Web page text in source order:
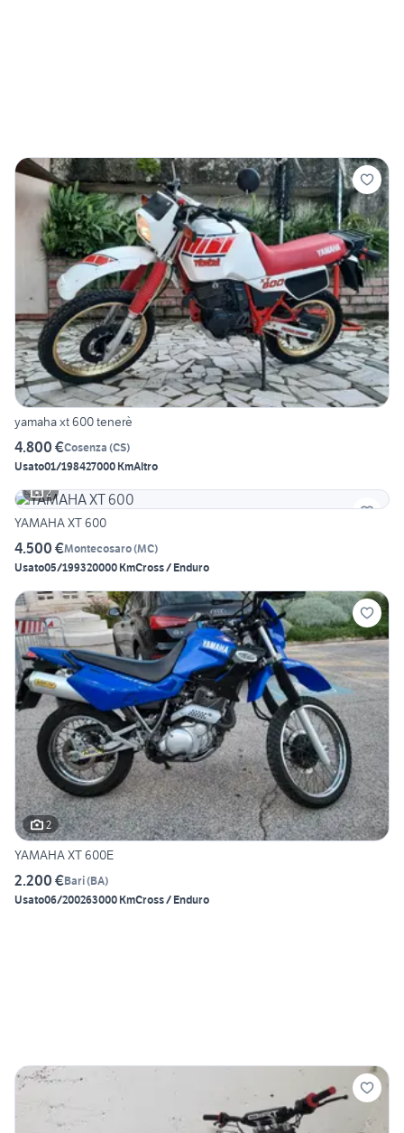
yamaha xt 600 tenerè
4.800 €Cosenza (CS)
Usato01/198427000 KmAltro
2
YAMAHA XT 600
4.500 €Montecosaro(MC)
Usato05/199320000 KmCross / Enduro
2
YAMAHA XT 600E
2.200 €Bari(BA)
Usato06/200263000 KmCross / Enduro